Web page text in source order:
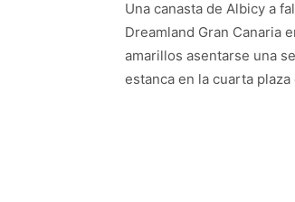
Una canasta de Albicy a
Dreamland Gran Canaria
amarillos asentarse una
estanca en la cuarta